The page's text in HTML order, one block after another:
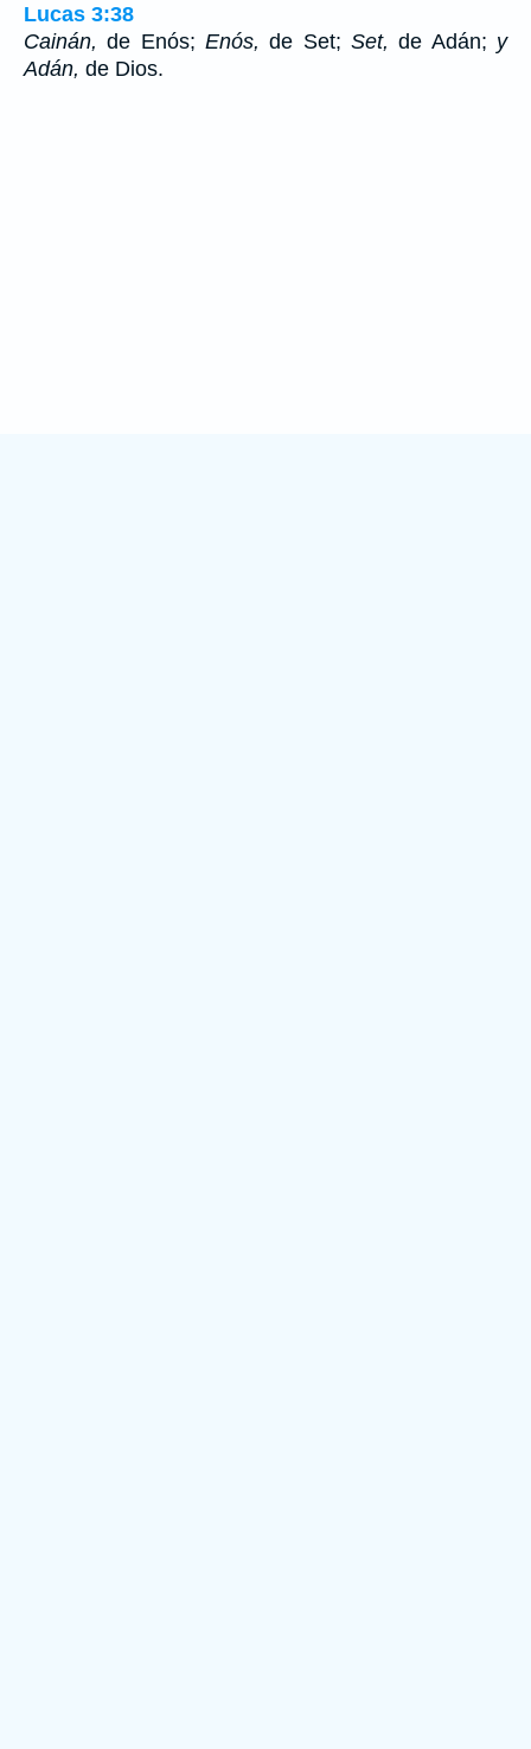
Lucas 3:38
Cainán, de Enós; Enós, de Set; Set, de Adán; y
Adán, de Dios.